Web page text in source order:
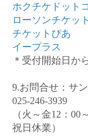
ホクチケドット
ローソンチケット
チケットぴあ
イープラス
＊受付開始日か
9.お問合せ：サ
025-246-3939
（火～金12 ： 00～
祝日休業）